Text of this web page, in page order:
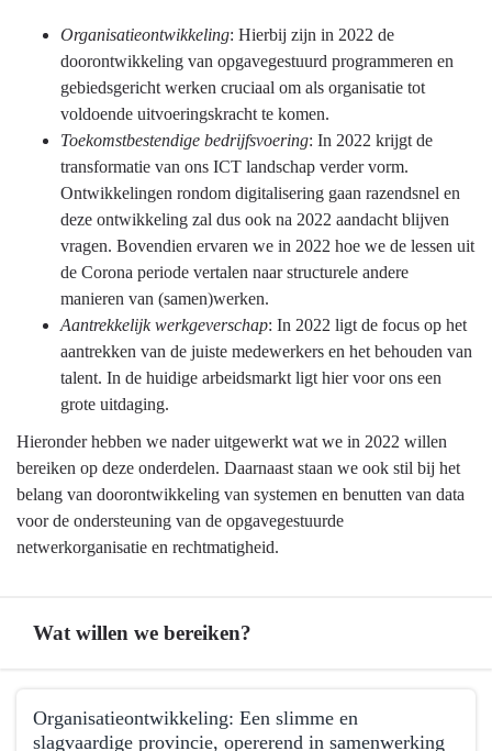
Organisatieontwikkeling: Hierbij zijn in 2022 de
doorontwikkeling van opgavegestuurd programmeren en
gebiedsgericht werken cruciaal om als organisatie tot
voldoende uitvoeringskracht te komen.
Toekomstbestendige bedrijfsvoering: In 2022 krijgt de
transformatie van ons ICT landschap verder vorm.
Ontwikkelingen rondom digitalisering gaan razendsnel en
deze ontwikkeling zal dus ook na 2022 aandacht blijven
vragen. Bovendien ervaren we in 2022 hoe we de lessen uit
de Corona periode vertalen naar structurele andere
manieren van (samen)werken.
Aantrekkelijk werkgeverschap: In 2022 ligt de focus op het
aantrekken van de juiste medewerkers en het behouden van
talent. In de huidige arbeidsmarkt ligt hier voor ons een
grote uitdaging.
Hieronder hebben we nader uitgewerkt wat we in 2022 willen
bereiken op deze onderdelen. Daarnaast staan we ook stil bij het
belang van doorontwikkeling van systemen en benutten van data
voor de ondersteuning van de opgavegestuurde
netwerkorganisatie en rechtmatigheid.
Wat willen we bereiken?
Organisatieontwikkeling: Een slimme en
slagvaardige provincie, opererend in samenwerking